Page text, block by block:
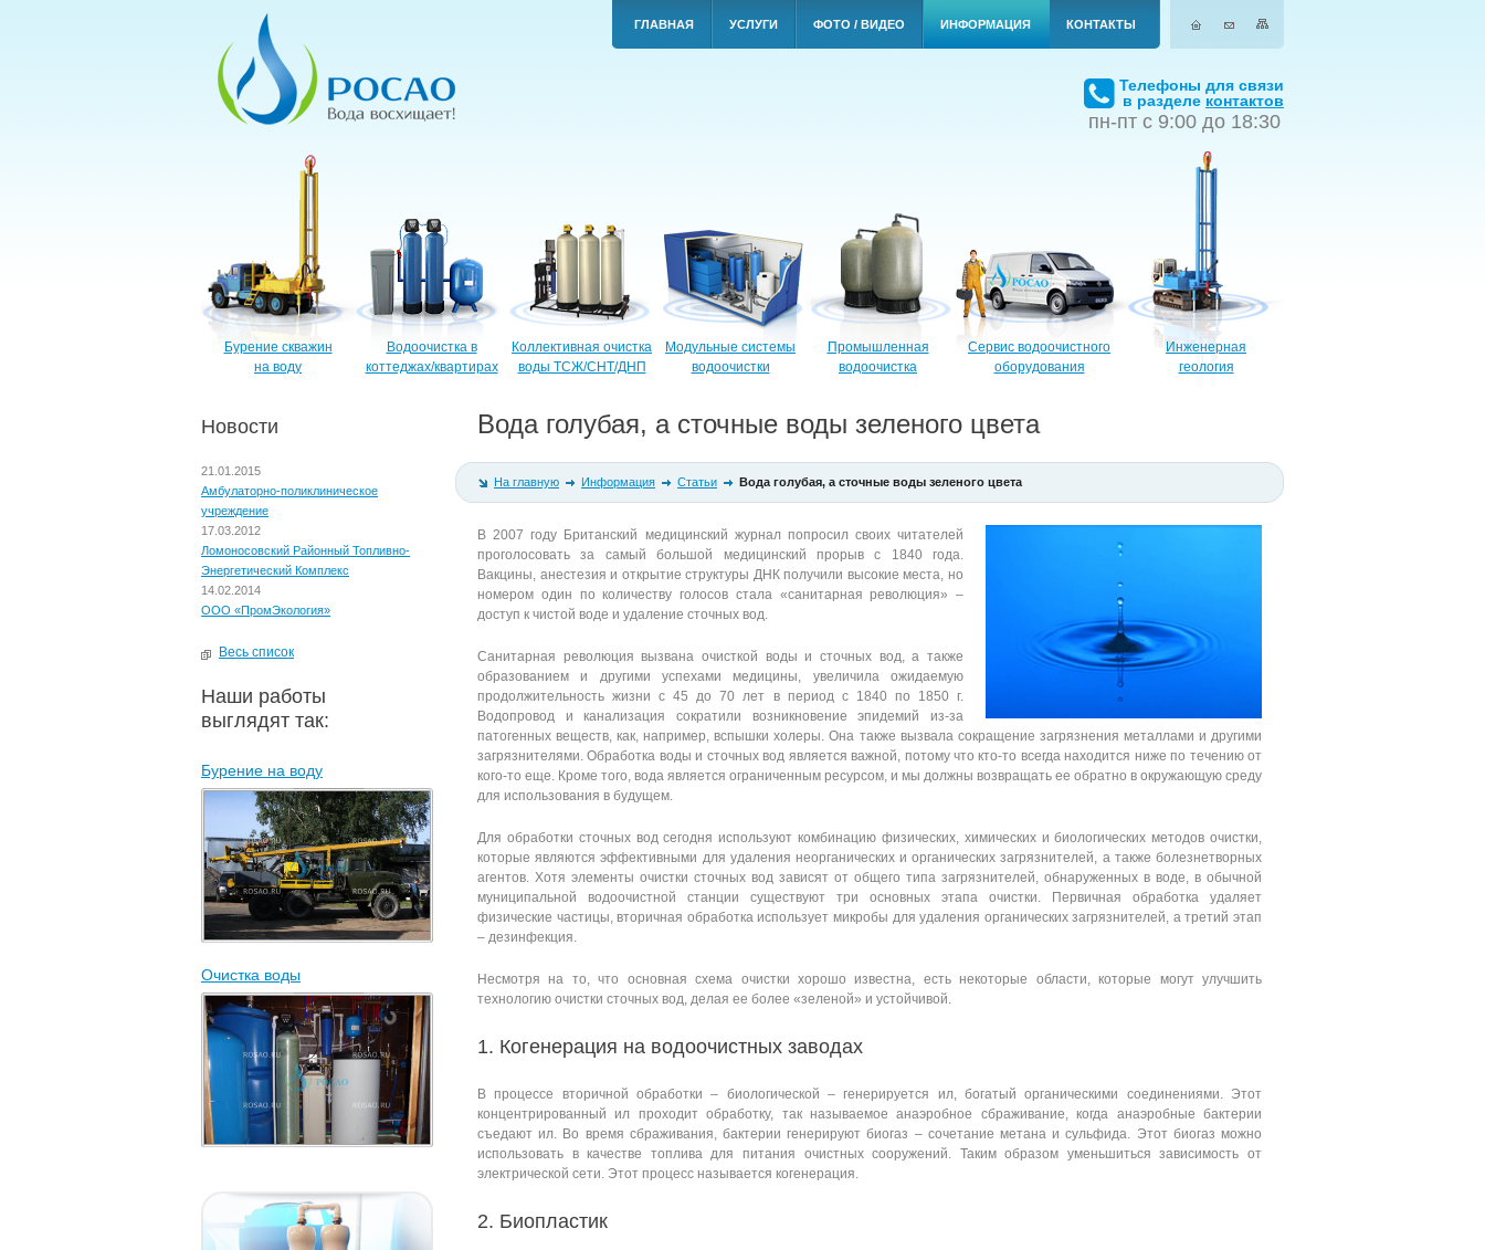
ГЛАВНАЯ УСЛУГИ ФОТО / ВИДЕО ИНФОРМАЦИЯ КОНТАКТЫ
Телефоны для связи
в разделе контактов
пн-пт с 9:00 до 18:30
Бурение скважин
на воду
Водоочистка в
коттеджах/квартирах
Коллективная очистка
воды ТСЖ/СНТ/ДНП
Модульные системы
водоочистки
Промышленная
водоочистка
Сервис водоочистного
оборудования
Инженерная
геология
Новости
21.01.2015
Амбулаторно-поликлиническое
учреждение
17.03.2012
Ломоносовский Районный Топливно-
Энергетический Комплекс
14.02.2014
ООО «ПромЭкология»
Весь список
Наши работы
выглядят так:
Бурение на воду
Очистка воды
Вода голубая, а сточные воды зеленого цвета
На главную Информация Статьи Вода голубая, а сточные воды зеленого цвета
В 2007 году Британский медицинский журнал попросил своих читателей
проголосовать за самый большой медицинский прорыв с 1840 года.
Вакцины, анестезия и открытие структуры ДНК получили высокие места, но
номером один по количеству голосов стала «санитарная революция» –
доступ к чистой воде и удаление сточных вод.
Санитарная революция вызвана очисткой воды и сточных вод, а также
образованием и другими успехами медицины, увеличила ожидаемую
продолжительность жизни с 45 до 70 лет в период с 1840 по 1850 г.
Водопровод и канализация сократили возникновение эпидемий из-за
патогенных веществ, как, например, вспышки холеры. Она также вызвала сокращение загрязнения металлами и другими
загрязнителями. Обработка воды и сточных вод является важной, потому что кто-то всегда находится ниже по течению от
кого-то еще. Кроме того, вода является ограниченным ресурсом, и мы должны возвращать ее обратно в окружающую среду
для использования в будущем.
Для обработки сточных вод сегодня используют комбинацию физических, химических и биологических методов очистки,
которые являются эффективными для удаления неорганических и органических загрязнителей, а также болезнетворных
агентов. Хотя элементы очистки сточных вод зависят от общего типа загрязнителей, обнаруженных в воде, в обычной
муниципальной водоочистной станции существуют три основных этапа очистки. Первичная обработка удаляет
физические частицы, вторичная обработка использует микробы для удаления органических загрязнителей, а третий этап
– дезинфекция.
Несмотря на то, что основная схема очистки хорошо известна, есть некоторые области, которые могут улучшить
технологию очистки сточных вод, делая ее более «зеленой» и устойчивой.
1. Когенерация на водоочистных заводах
В процессе вторичной обработки – биологической – генерируется ил, богатый органическими соединениями. Этот
концентрированный ил проходит обработку, так называемое анаэробное сбраживание, когда анаэробные бактерии
съедают ил. Во время сбраживания, бактерии генерируют биогаз – сочетание метана и сульфида. Этот биогаз можно
использовать в качестве топлива для питания очистных сооружений. Таким образом уменьшиться зависимость от
электрической сети. Этот процесс называется когенерация.
2. Биопластик